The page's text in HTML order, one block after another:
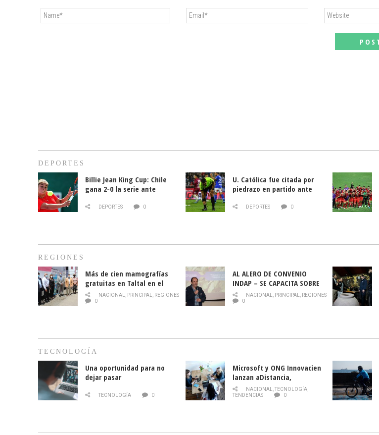
DEPORTES
Billie Jean King Cup: Chile
gana 2-0 la serie ante
DEPORTES 0
U. Católica fue citada por
piedrazo en partido ante
DEPORTES 0
REGIONES
Más de cien mamografías
gratuitas en Taltal en el
mes de la prevención del
cáncer de mama
NACIONAL, PRINCIPAL, REGIONES
0
AL ALERO DE CONVENIO
INDAP – SE CAPACITA SOBRE
PLAGA DROSOPHILA SUZUKII
NACIONAL, PRINCIPAL, REGIONES
0
TECNOLOGÍA
Una oportunidad para no
dejar pasar
TECNOLOGÍA 0
Microsoft y ONG Innovacien
lanzan aDistancia,
plataforma con cursos
gratuitos online sobre
NACIONAL,TECNOLOGÍA,
TENDENCIAS
0